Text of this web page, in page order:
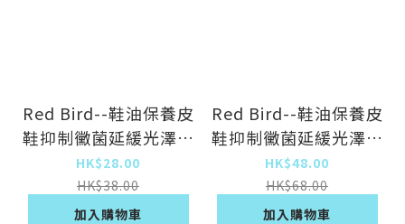
Red Bird--鞋油保養皮
鞋抑制黴菌延緩光澤光
亮【膏體鞋油棕色】
30gx1盒（包裝升級
新舊包裝隨機發貨）
HK$28.00
HK$38.00
加入購物車
Red Bird--鞋油保養皮
鞋抑制黴菌延緩光澤光
亮【液體鞋油-棕色】
75gx1瓶（包裝升級
新舊包裝隨機發貨）
HK$48.00
HK$68.00
加入購物車